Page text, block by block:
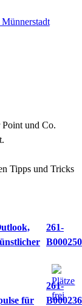
und Co.
Tipps und Tricks
261-
B000250
für
261-
B000236